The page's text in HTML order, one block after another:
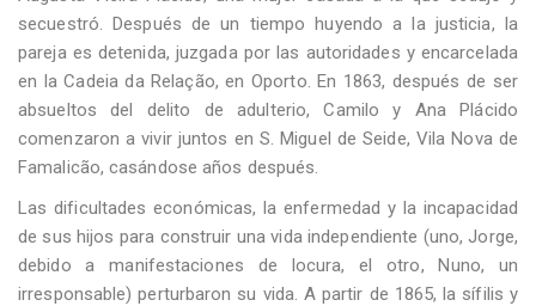
secuestró. Después de un tiempo huyendo a la justicia, la
pareja es detenida, juzgada por las autoridades y encarcelada
en la Cadeia da Relação, en Oporto. En 1863, después de ser
absueltos del delito de adulterio, Camilo y Ana Plácido
comenzaron a vivir juntos en S. Miguel de Seide, Vila Nova de
Famalicão, casándose años después.
Las dificultades económicas, la enfermedad y la incapacidad
de sus hijos para construir una vida independiente (uno, Jorge,
debido a manifestaciones de locura, el otro, Nuno, un
irresponsable) perturbaron su vida. A partir de 1865, la sífilis y